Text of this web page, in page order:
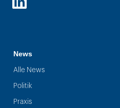
LinkedIn
News
Alle News
Politik
Praxis